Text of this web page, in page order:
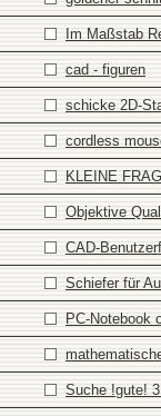
Im Maßstab
cad - figuren
schicke 2D-
cordless
KLEINE
Objektive
CAD-
Schiefer für
PC-Notebook
Suche !gute!